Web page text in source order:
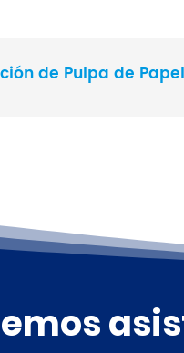
de Pulpa de